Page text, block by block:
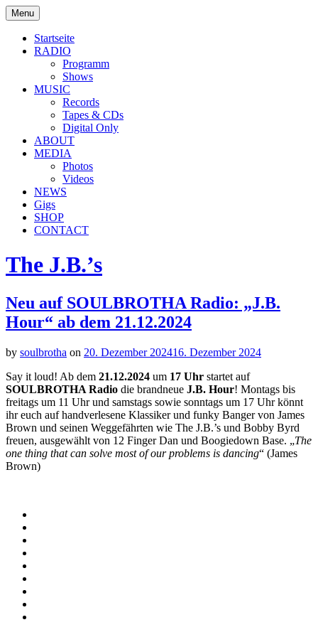
Skip
to
content
soulbrotha.de
Menu
Startseite
RADIO
Programm
Shows
MUSIC
Records
Tapes & CDs
Digital Only
ABOUT
MEDIA
Photos
Videos
NEWS
Gigs
SHOP
CONTACT
The J.B.’s
Neu auf SOULBROTHA Radio: „J.B.
Hour“ ab dem 21.12.2024
by soulbrotha on 20. Dezember 202416. Dezember 2024
Say it loud! Ab dem 21.12.2024 um 17 Uhr startet auf
SOULBROTHA Radio die brandneue J.B. Hour! Montags bis
freitags um 11 Uhr und samstags sowie sonntags um 17 Uhr könnt
ihr euch auf handverlesene Klassiker und funky Banger von James
Brown und seinen Weggefährten wie The J.B.’s und Bobby Byrd
freuen, ausgewählt von 12 Finger Dan und Boogiedown Base. „The
one thing that can solve most of our problems is dancing“ (James
Brown)
Social
Media
Profiles